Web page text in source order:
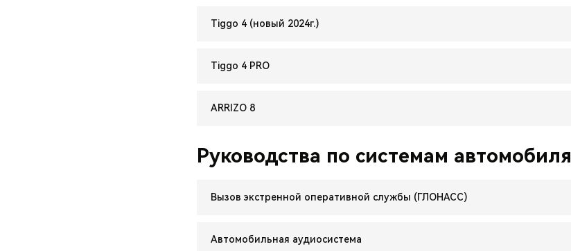
Tiggo 4 (новый 2024г.)
Tiggo 4 PRO
ARRIZO 8
Руководства по системам автомобиля
Вызов экстренной оперативной службы (ГЛОНАСС)
Автомобильная аудиосистема